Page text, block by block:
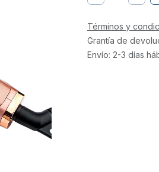
Términos y
Grantía de
Envío: 2-3 días